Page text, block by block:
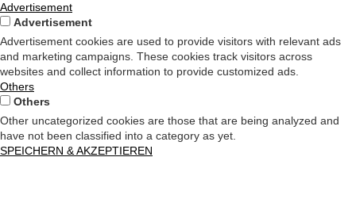
Advertisement
Advertisement
Advertisement cookies are used to provide visitors with relevant ads
and marketing campaigns. These cookies track visitors across
websites and collect information to provide customized ads.
Others
Others
Other uncategorized cookies are those that are being analyzed and
have not been classified into a category as yet.
SPEICHERN & AKZEPTIEREN